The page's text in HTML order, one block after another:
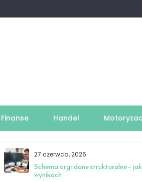
Finanse Handel
27 czerwca, 2026
Schema.org i dane strukturalne –
wynikach